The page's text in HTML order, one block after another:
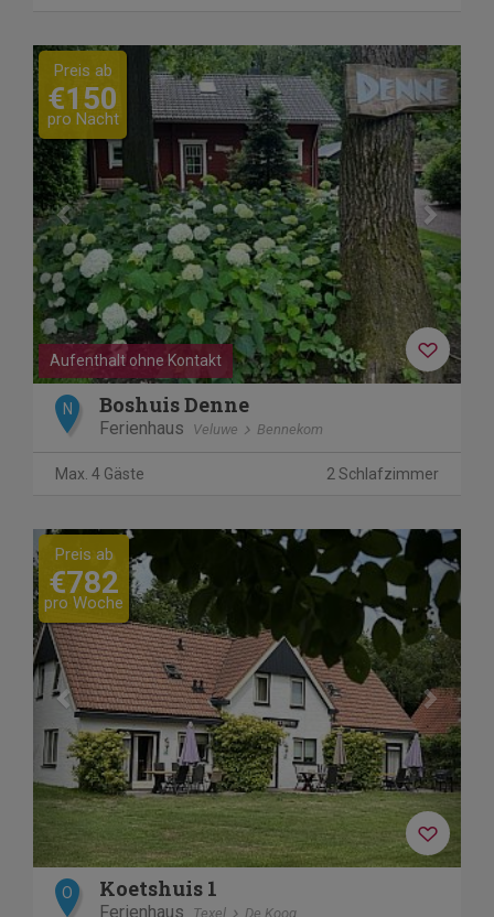
Previous Next
Aufenthalt ohne Kontakt
Preis ab
€150
pro Nacht
N Boshuis Denne
Ferienhaus Veluwe Bennekom
Max. 4 Gäste 2 Schlafzimmer
Previous Next
Preis ab
€782
pro Woche
O Koetshuis 1
Ferienhaus Texel De Koog